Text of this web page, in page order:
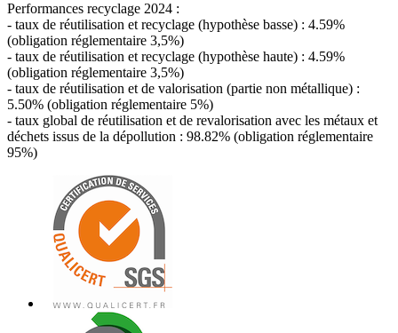
Performances recyclage 2024 :
- taux de réutilisation et recyclage (hypothèse basse) : 4.59%
(obligation réglementaire 3,5%)
- taux de réutilisation et recyclage (hypothèse haute) : 4.59%
(obligation réglementaire 3,5%)
- taux de réutilisation et de valorisation (partie non métallique) :
5.50% (obligation réglementaire 5%)
- taux global de réutilisation et de revalorisation avec les métaux et
déchets issus de la dépollution : 98.82% (obligation réglementaire
95%)